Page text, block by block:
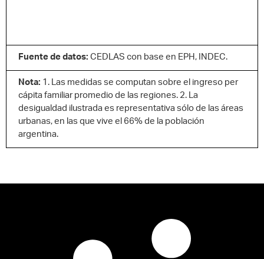
Fuente de datos: CEDLAS con base en EPH, INDEC.
Nota: 1. Las medidas se computan sobre el ingreso per
cápita familiar promedio de las regiones. 2. La
desigualdad ilustrada es representativa sólo de las áreas
urbanas, en las que vive el 66% de la población
argentina.